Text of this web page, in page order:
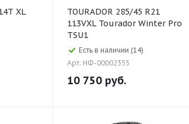
TOURADOR 285/45 R21
113VXL Tourador Winter Pro
TSU1
Есть в наличии (14)
Арт: НФ-00002355
10 750 руб.